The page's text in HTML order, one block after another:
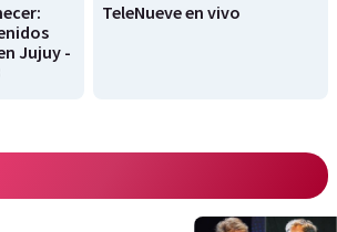
Jujuy -
TeleNueve en vivo